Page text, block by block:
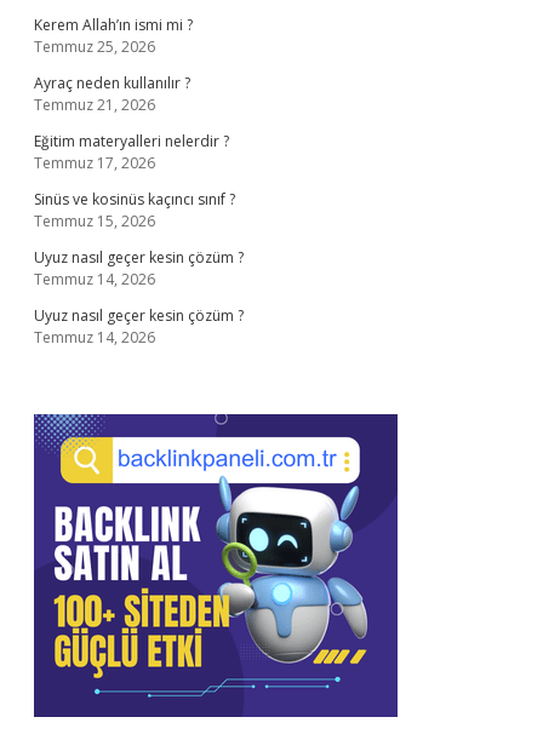
Kerem Allah’ın ismi mi ?
Temmuz 25, 2026
Ayraç neden kullanılır ?
Temmuz 21, 2026
Eğitim materyalleri nelerdir ?
Temmuz 17, 2026
Sinüs ve kosinüs kaçıncı sınıf ?
Temmuz 15, 2026
Uyuz nasıl geçer kesin çözüm ?
Temmuz 14, 2026
Uyuz nasıl geçer kesin çözüm ?
Temmuz 14, 2026